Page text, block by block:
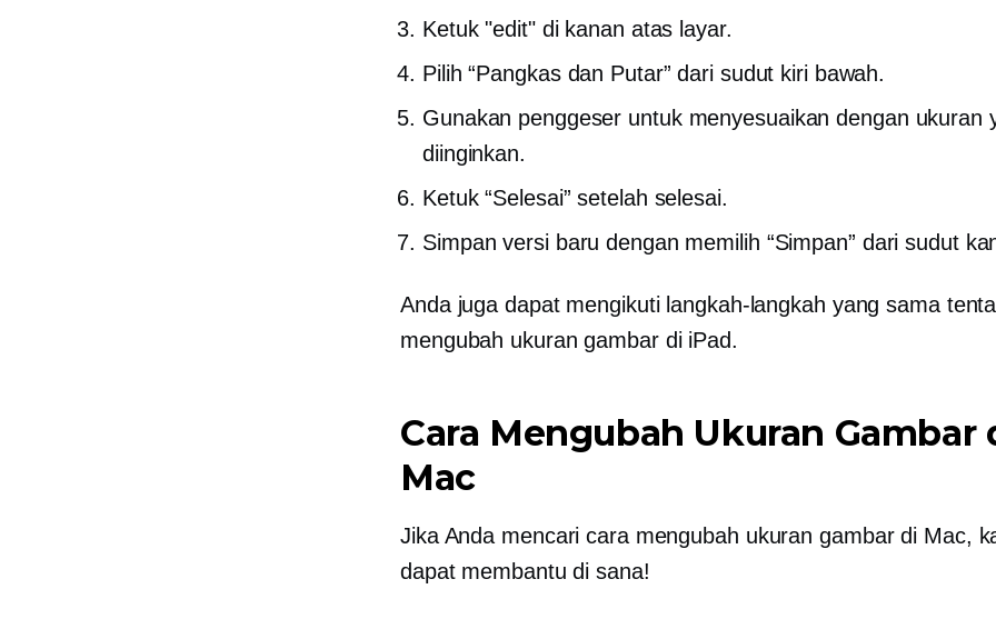
Ketuk "edit" di kanan atas layar.
Pilih “Pangkas dan Putar” dari sudut kiri bawah.
Gunakan penggeser untuk menyesuaikan dengan ukuran
diinginkan.
Ketuk “Selesai” setelah selesai.
Simpan versi baru dengan memilih “Simpan” dari sudut
Anda juga dapat mengikuti langkah-langkah yang sama
mengubah ukuran gambar di iPad.
Cara Mengubah Ukuran Gambar
Mac
Jika Anda mencari cara mengubah ukuran gambar di Mac,
dapat membantu di sana!